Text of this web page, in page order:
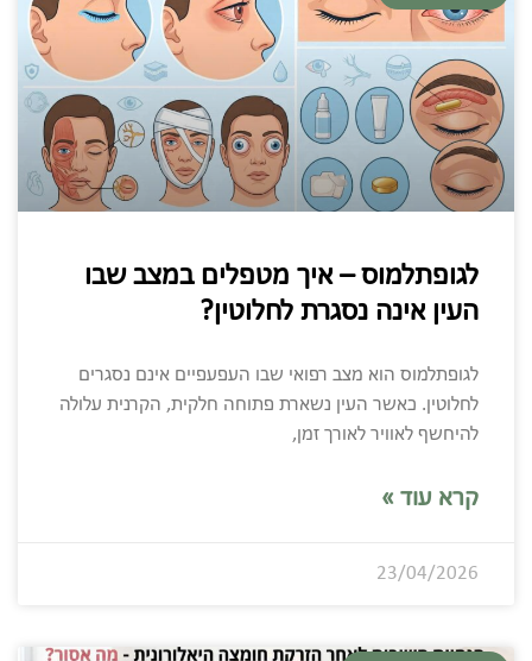
לגופתלמוס – איך מטפלים במצב שבו
העין אינה נסגרת לחלוטין?
לגופתלמוס הוא מצב רפואי שבו העפעפיים אינם נסגרים
לחלוטין. כאשר העין נשארת פתוחה חלקית, הקרנית עלולה
להיחשף לאוויר לאורך זמן,
קרא עוד »
23/04/2026